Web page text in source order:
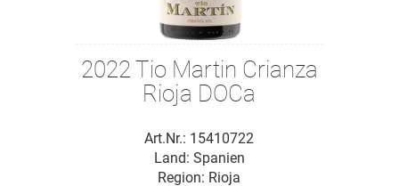
2022 Tio Martin Crianza
Rioja DOCa
Art.Nr.: 15410722
Land: Spanien
Region: Rioja